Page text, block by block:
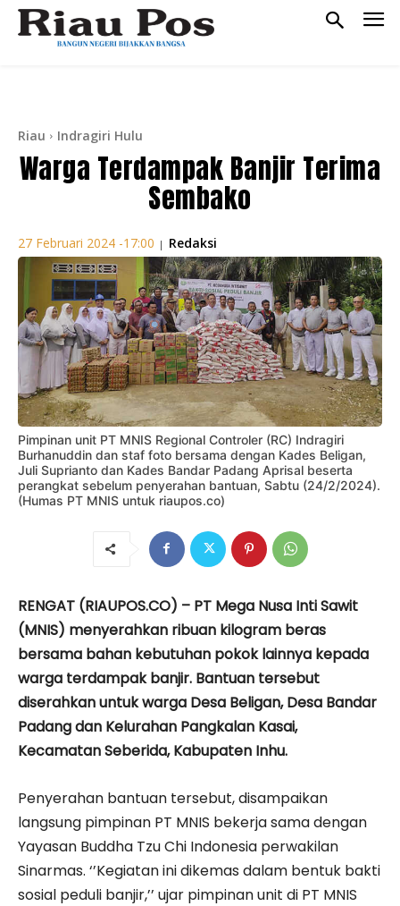
Riau Indragiri Hulu
Warga Terdampak Banjir Terima
Sembako
27 Februari 2024 -17:00 | Redaksi
Pimpinan unit PT MNIS Regional Controler (RC) Indragiri
Burhanuddin dan staf foto bersama dengan Kades Beligan,
Juli Suprianto dan Kades Bandar Padang Aprisal beserta
perangkat sebelum penyerahan bantuan, Sabtu (24/2/2024).
(Humas PT MNIS untuk riaupos.co)
RENGAT (RIAUPOS.CO) – PT Mega Nusa Inti Sawit
(MNIS) menyerahkan ribuan kilogram beras
bersama bahan kebutuhan pokok lainnya kepada
warga terdampak banjir. Bantuan tersebut
diserahkan untuk warga Desa Beligan, Desa Bandar
Padang dan Kelurahan Pangkalan Kasai,
Kecamatan Seberida, Kabupaten Inhu.
Penyerahan bantuan tersebut, disampaikan
langsung pimpinan PT MNIS bekerja sama dengan
Yayasan Buddha Tzu Chi Indonesia perwakilan
Sinarmas. ‘’Kegiatan ini dikemas dalam bentuk bakti
sosial peduli banjir,’’ ujar pimpinan unit di PT MNIS